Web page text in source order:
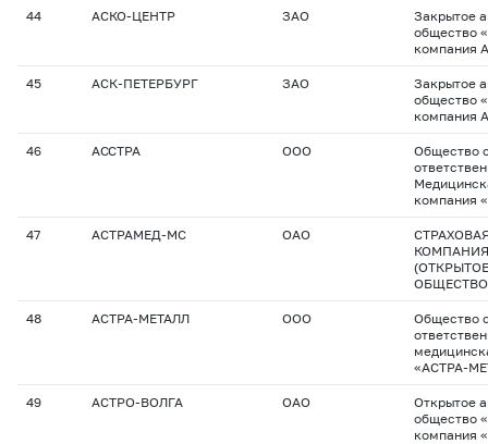
44 АСКО-ЦЕНТР ЗАО
Закрытое
общество
компания
45 АСК-ПЕТЕРБУРГ ЗАО
Закрытое
общество
компания
46 АССТРА ООО
Общество
компания
47 АСТРАМЕД-МС ОАО
48 АСТРА-МЕТАЛЛ ООО
Общество
«АСТРА-
49 АСТРО-ВОЛГА ОАО
Открытое
общество
компания